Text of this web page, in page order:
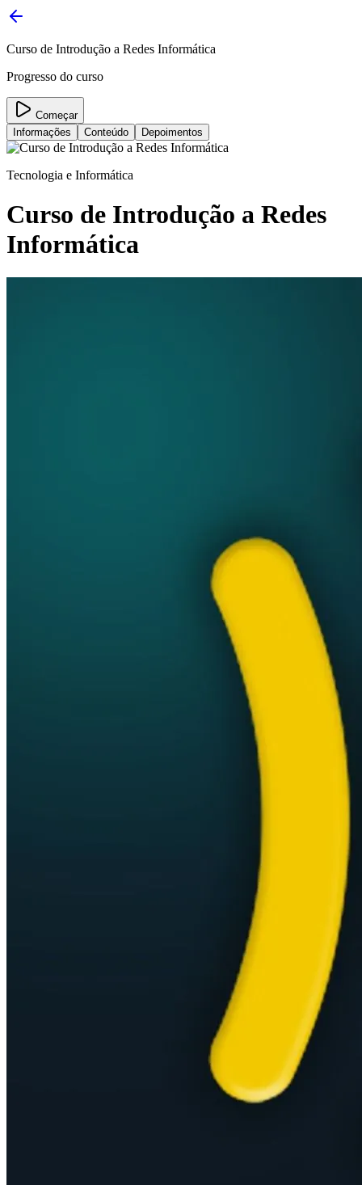
Curso de Introdução a Redes Informática
Progresso do curso
Começar
Informações
Conteúdo Depoimentos
Tecnologia e Informática
Curso de Introdução a Redes
Informática